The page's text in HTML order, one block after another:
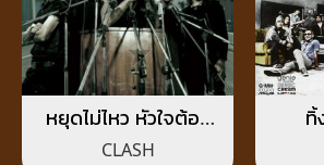
หยุดไม่ไหว หัวใจต้อง
เดินต่อ
CLASH
ทิ้